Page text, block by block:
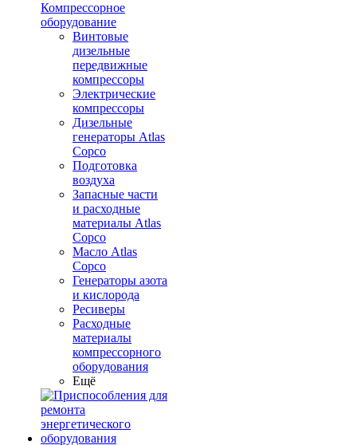
Компрессорное
оборудование
Винтовые
дизельные
передвижные
компрессоры
Электрические
компрессоры
Дизельные
генераторы Atlas
Copco
Подготовка
воздуха
Запасные части
и расходные
материалы Atlas
Copco
Масло Atlas
Copco
Генераторы азота
и кислорода
Ресиверы
Расходные
материалы
компрессорного
оборудования
Ещё